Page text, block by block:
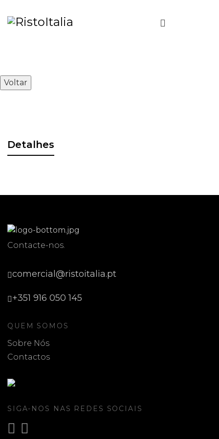
Voltar
Detalhes
Contacte-nos.
comercial@ristoitalia.pt
+351 916 050 145
QUEM SOMOS
Sobre Nós
Contactos
SIGA-NOS NAS REDES SOCIAIS